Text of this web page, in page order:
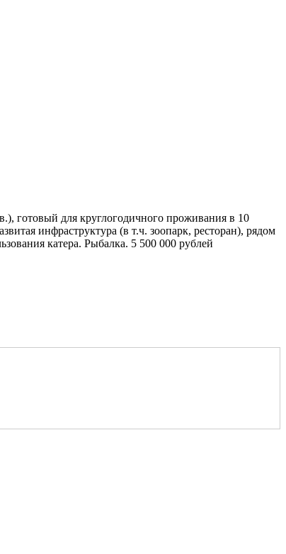
для круглогодичного проживания в 10
инфраструктура (в т.ч. зоопарк, ресторан), рядом
катера. Рыбалка. 5 500 000 рублей